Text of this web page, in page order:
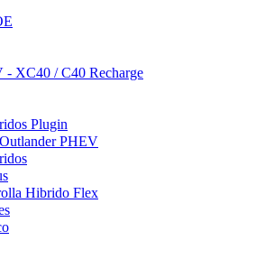
XC40 / C40 Recharge
Plugin
PHEV
Hibrido Flex